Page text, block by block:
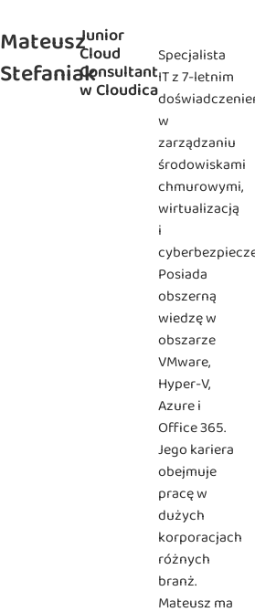
Mateusz
Stefaniak
Junior
Cloud
Consultant
w Cloudica
Specjalista
IT z 7-letnim
w
zarządzaniu
środowiskami
chmurowymi,
wirtualizacją
i
Posiada
obszerną
wiedzę w
obszarze
VMware,
Hyper-V,
Azure i
Office 365.
Jego kariera
obejmuje
pracę w
dużych
korporacjach
różnych
branż.
Mateusz ma